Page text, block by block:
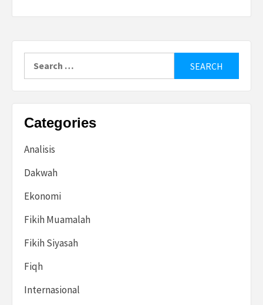
Categories
Analisis
Dakwah
Ekonomi
Fikih Muamalah
Fikih Siyasah
Fiqh
Internasional